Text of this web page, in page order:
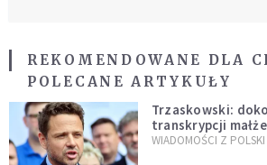
REKOMENDOWANE DLA
POLECANE ARTYKUŁY
Trzaskowski:
transkrypcji
jednopłciowych.
WIADOMOŚCI Z POLSKI